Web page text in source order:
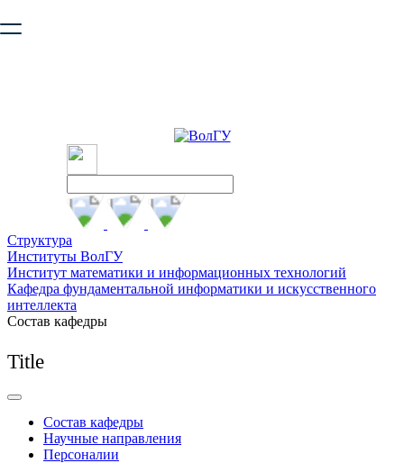
безопасную работу с сайтом. Пожалуйста
Структура
Институты ВолГУ
Институт математики и информационных технологий
Кафедра фундаментальной информатики и искусственного
интеллекта
Состав кафедры
Title
Состав кафедры
Научные направления
Персоналии